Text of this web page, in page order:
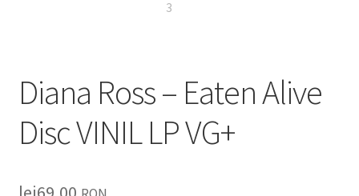
Diana Ross – Eaten Alive
Disc VINIL LP VG+